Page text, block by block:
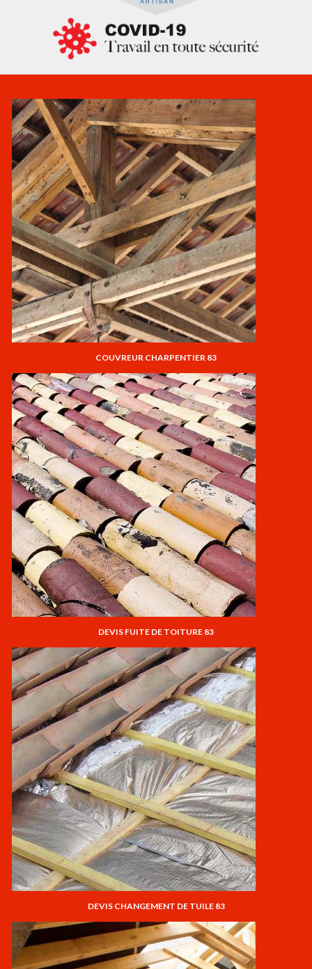
COUVREUR CHARPENTIER 83
DEVIS FUITE DE TOITURE 83
DEVIS CHANGEMENT DE TUILE 83